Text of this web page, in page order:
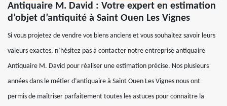
Antiquaire M. David : Votre expert en estimation
d’objet d’antiquité à Saint Ouen Les Vignes
Si vous projetez de vendre vos biens anciens et vous souhaitez savoir leurs
valeurs exactes, n’hésitez pas à contacter notre entreprise antiquaire
Antiquaire M. David pour réaliser une estimation précise. Nos plusieurs
années dans le métier d’antiquaire à Saint Ouen Les Vignes nous ont
permis de maîtriser parfaitement toutes les astuces pour connaitre la